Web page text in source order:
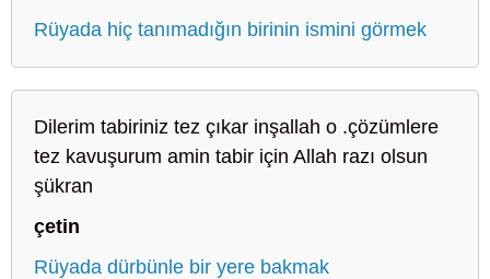
Rüyada hiç tanımadığın birinin ismini görmek
Dilerim tabiriniz tez çıkar inşallah o .çözümlere
tez kavuşurum amin tabir için Allah razı olsun
şükran
çetin
Rüyada dürbünle bir yere bakmak